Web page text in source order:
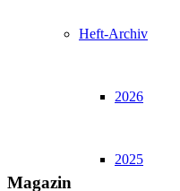
Heft-Archiv
2026
2025
Magazin